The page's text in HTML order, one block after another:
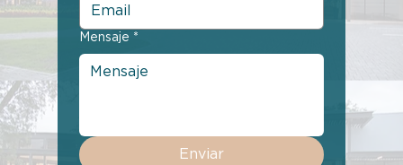
Mensaje *
Enviar